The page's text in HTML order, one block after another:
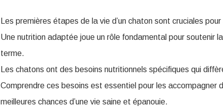
Les premières étapes de la vie d’un chaton sont cruciales
Une nutrition adaptée joue un rôle fondamental pour soutenir
terme.
Les chatons ont des besoins nutritionnels spécifiques qui
Comprendre ces besoins est essentiel pour les accompagner
meilleures chances d’une vie saine et épanouie.